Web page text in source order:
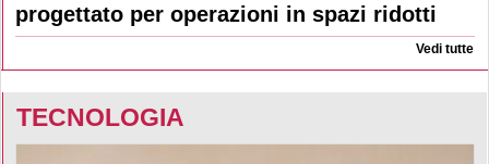
progettato per operazioni in spazi ridotti
Vedi tutte
TECNOLOGIA